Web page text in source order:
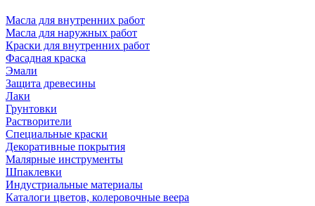
Масла для внутренних работ
Масла для наружных работ
Краски для внутренних работ
Фасадная краска
Эмали
Защита древесины
Лаки
Грунтовки
Растворители
Специальные краски
Декоративные покрытия
Малярные инструменты
Шпаклевки
Индустриальные материалы
Каталоги цветов, колеровочные веера